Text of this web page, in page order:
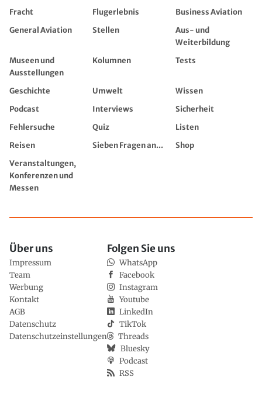
Fracht
Flugerlebnis
Business Aviation
General Aviation
Stellen
Aus- und
Weiterbildung
Museen und
Ausstellungen
Kolumnen Tests
Geschichte Umwelt
Wissen
Podcast
Interviews
Sicherheit
Fehlersuche
Quiz
Listen
Reisen
Sieben Fragen an...
Shop
Veranstaltungen,
Konferenzen und
Messen
Über uns
Impressum
Team
Werbung
Kontakt
AGB
Datenschutz
Datenschutzeinstellungen
Folgen Sie uns
WhatsApp
Facebook
Instagram
Youtube
LinkedIn
TikTok
Threads
Bluesky
Podcast
RSS